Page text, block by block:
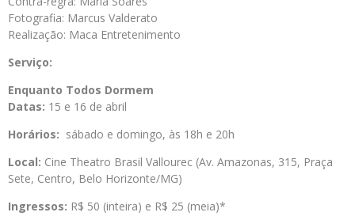
Fotografia: Marcus Valderato
Realização: Maca Entretenimento
Serviço:
Enquanto Todos Dormem
Datas: 15 e 16 de abril
Horários: sábado e domingo, às 18h e 20h
Local: Cine Theatro Brasil Vallourec (Av. Amazonas, 315, Praça
Sete, Centro, Belo Horizonte/MG)
Ingressos: R$ 50 (inteira) e R$ 25 (meia)*